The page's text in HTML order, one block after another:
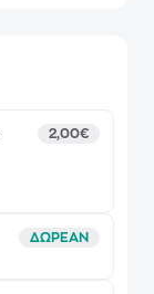
2,00€
ΔΩΡΕΑΝ